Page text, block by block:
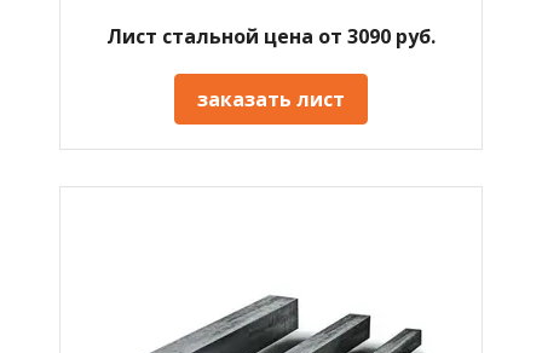
Лист стальной цена от 3090 руб.
заказать лист